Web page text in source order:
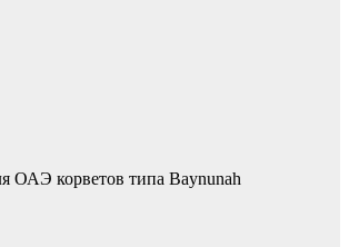
ОАЭ корветов типа Baynunah